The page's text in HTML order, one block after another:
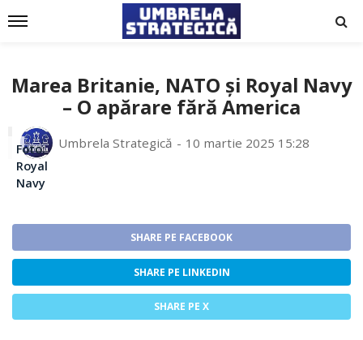
Marea Britanie, NATO și Royal Navy
– O apărare fără America
Umbrela Strategică 10 martie 2025 15:28
Foto:
Royal
Navy
SHARE PE FACEBOOK
SHARE PE LINKEDIN
SHARE PE X